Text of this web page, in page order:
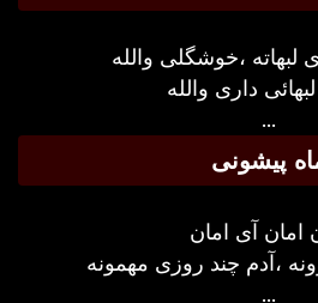
،خوشگلی والله
داری والله
پیشونی
امان آی امان
،آدم چند روزی مهمونه